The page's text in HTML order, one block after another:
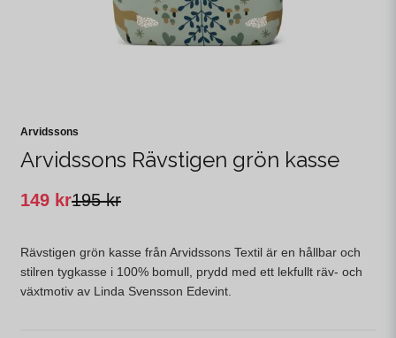
Arvidssons
Arvidssons Rävstigen grön kasse
195 kr
149 kr
Rävstigen grön kasse från Arvidssons Textil är en hållbar och
stilren tygkasse i 100% bomull, prydd med ett lekfullt räv- och
växtmotiv av Linda Svensson Edevint.